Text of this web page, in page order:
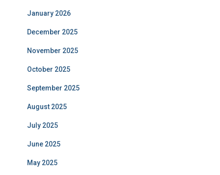
January 2026
December 2025
November 2025
October 2025
September 2025
August 2025
July 2025
June 2025
May 2025